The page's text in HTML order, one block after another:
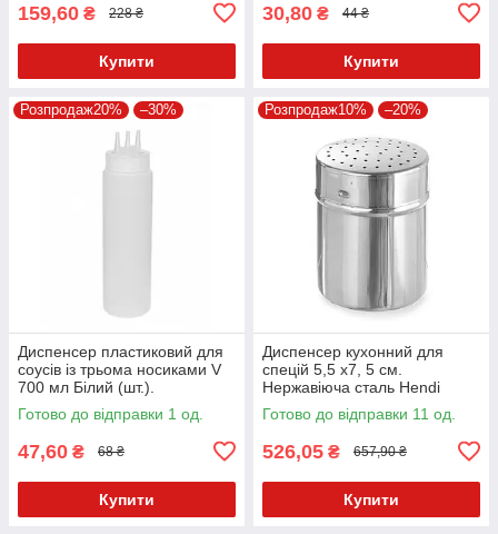
159,60 ₴ 228 ₴
Купити
30,80 ₴ 44 ₴
Купити
Розпродаж20% –30%
Диспенсер пластиковий для
соусів із трьома носиками V
700 мл Білий (шт.).
Готово до відправки 1 од.
47,60 ₴ 68 ₴
Купити
Розпродаж10% –20%
Диспенсер кухонний для
спецій 5,5 х7, 5 см.
Нержавіюча сталь Hendi
Готово до відправки 11 од.
526,05 ₴ 657,90 ₴
Купити